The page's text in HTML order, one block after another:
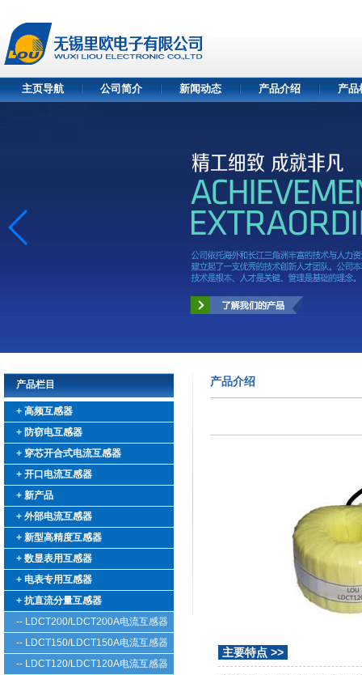
主页导航 公司简介 新闻动态 产品介绍 产品
产品栏目
+ 高频互感器
+ 防窃电互感器
+ 穿芯开合式电流互感器
+ 开口电流互感器
+ 新产品
+ 外部电流互感器
+ 新型高精度互感器
+ 数显表用互感器
+ 电表专用互感器
+ 抗直流分量互感器
-- LDCT200/LDCT200A电流互感器
-- LDCT150/LDCT150A电流互感器
-- LDCT120/LDCT120A电流互感器
产品介绍
主要特点 >>